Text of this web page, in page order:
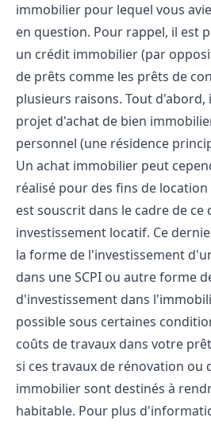
immobilier pour lequel vous
en question. Pour rappel, il est
un crédit immobilier (par
de prêts comme les prêts de
plusieurs raisons. Tout
projet d'achat de bien
personnel (une résidence
Un achat immobilier peut
réalisé pour des fins de
est souscrit dans le cadre de ce
investissement locatif. Ce
la forme de l'investissement
dans une SCPI ou autre forme
d'investissement dans
possible sous certaines
coûts de travaux dans votre
si ces travaux de rénovation ou
immobilier sont destinés à
habitable. Pour plus